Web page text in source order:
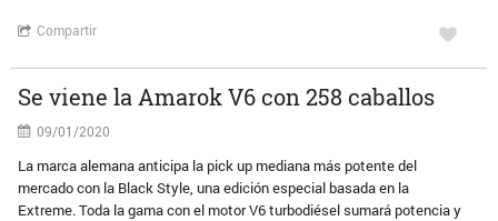
Compartir
Se viene la Amarok V6 con 258 caballos
09/01/2020
La marca alemana anticipa la pick up mediana más potente del
mercado con la Black Style, una edición especial basada en la
Extreme. Toda la gama con el motor V6 turbodiésel sumará potencia y